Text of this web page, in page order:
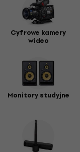
Cyfrowe kamery
wideo
Monitory studyjne